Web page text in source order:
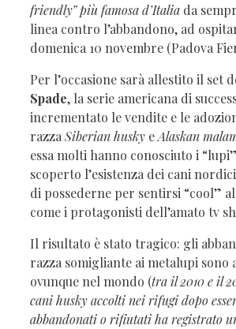
friendly” più famosa d’Italia da
linea contro l’abbandono, ad
domenica 10 novembre (Padova
Per l’occasione sarà allestito il set
Spade, la serie americana di
incrementato le vendite e le
razza Siberian husky eAlaskan
essa molti hanno conosciuto i
scoperto l’esistenza dei cani
di possederne per sentirsi “cool”
come i protagonisti dell’amato tv
Il risultato è stato tragico: gli
razza somigliante ai metalupi sono
ovunque nel mondo (tra il 2010 e il
cani husky accolti nei rifugi dopo
abbandonati o rifiutati ha registrato